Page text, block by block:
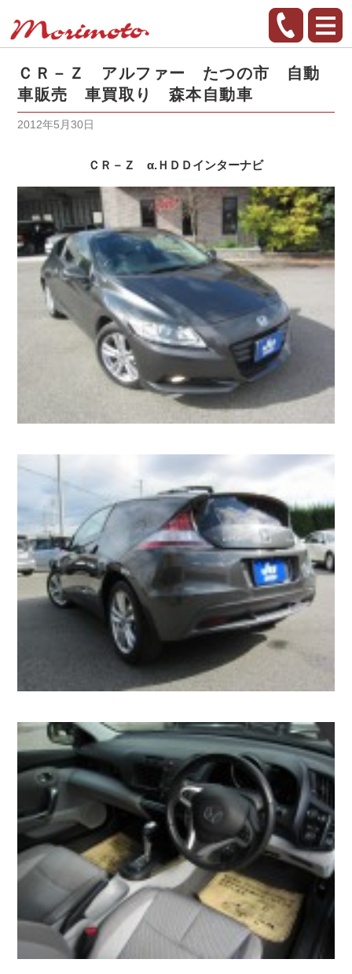
ＣＲ－Ｚ アルファー たつの市 自動
車販売 車買取り 森本自動車
2012年5月30日
ＣＲ－Ｚ α.ＨＤＤインターナビ